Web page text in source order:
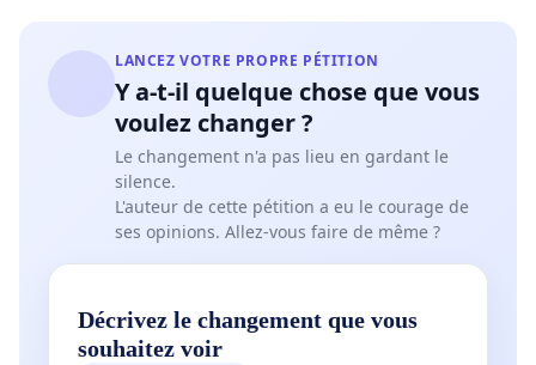
: les adresses mail non valides sont
refusées par le site. Nous avons ainsi perdu pas loin de
signatures pour la précédente pétition.
IMPORTANT :Cette pétition est gérée par Les Amis
les informations que vous fournissez dans le
transmises UNIQUEMENT aux personnes ayant un
décision sur cette question.
LANCEZ VOTRE PROPRE PÉTITION
Y a-t-il quelque chose que vous
voulez changer ?
Le changement n'a pas lieu en gardant le
silence.
L'auteur de cette pétition a eu le courage de
ses opinions. Allez-vous faire de même ?
Décrivez le changement que vous
souhaitez voir